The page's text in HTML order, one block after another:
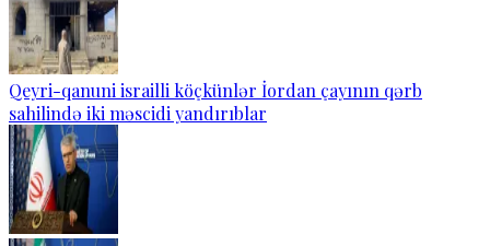
Qeyri-qanuni israilli köçkünlər İordan çayının qərb
sahilində iki məscidi yandırıblar